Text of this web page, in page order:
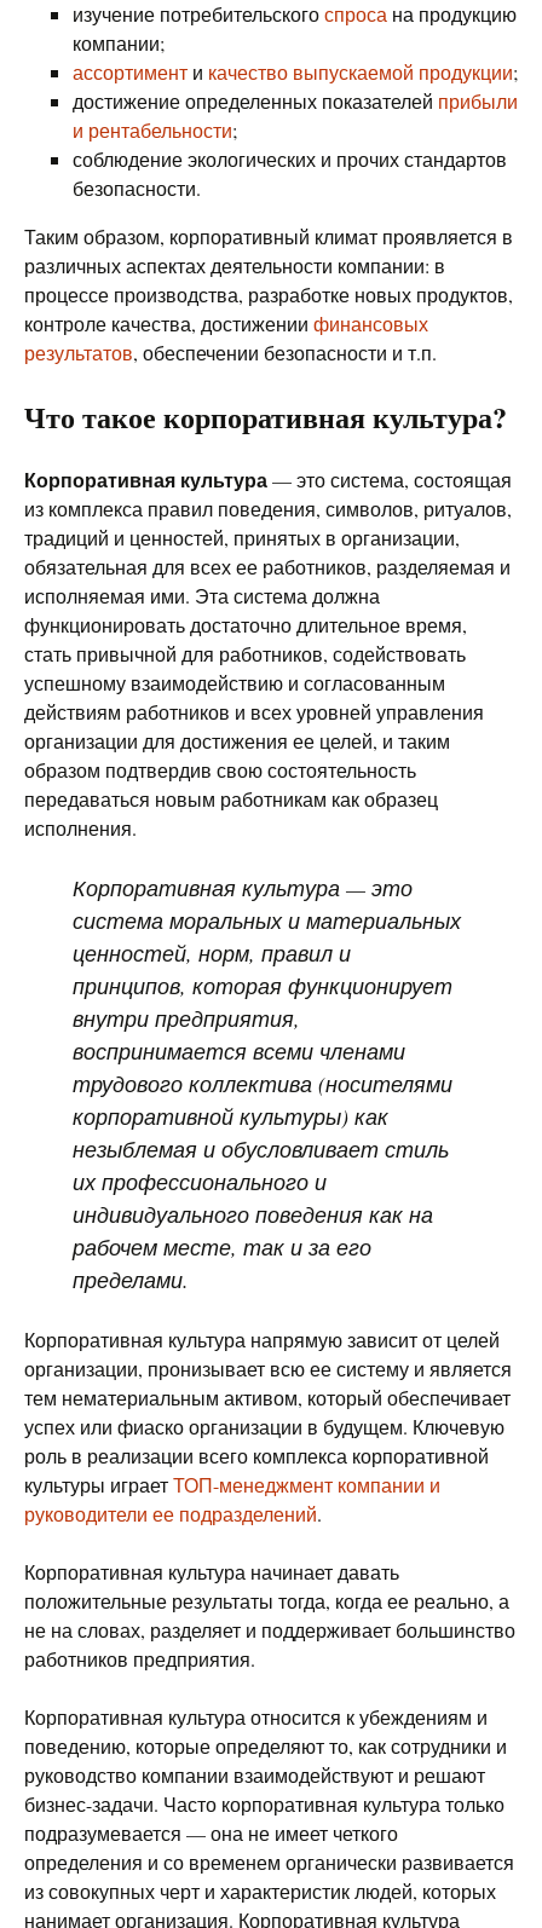
изучение потребительскогоспроса на продукцию
компании;
ассортимент и качество выпускаемой продукции;
достижение определенных показателей прибыли
и рентабельности;
соблюдение экологических и прочих стандартов
безопасности.
Таким образом, корпоративный климат проявляется в
различных аспектах деятельности компании: в
процессе производства, разработке новых продуктов,
контроле качества, достижении финансовых
результатов, обеспечении безопасности и т.п.
Что такое корпоративная культура?
Корпоративная культура— это система, состоящая
из комплекса правил поведения, символов, ритуалов,
традиций и ценностей, принятых в организации,
обязательная для всех ее работников, разделяемая и
исполняемая ими. Эта система должна
функционировать достаточно длительное время,
стать привычной для работников, содействовать
успешному взаимодействию и согласованным
действиям работников и всех уровней управления
организации для достижения ее целей, и таким
образом подтвердив свою состоятельность
передаваться новым работникам как образец
исполнения.
Корпоративная культура — это
система моральных и материальных
ценностей, норм, правил и
принципов, которая функционирует
внутри предприятия,
воспринимается всеми членами
трудового коллектива (носителями
корпоративной культуры) как
незыблемая и обусловливает стиль
их профессионального и
индивидуального поведения как на
рабочем месте, так и за его
пределами.
Корпоративная культура напрямую зависит от целей
организации, пронизывает всю ее систему и является
тем нематериальным активом, который обеспечивает
успех или фиаско организации в будущем. Ключевую
роль в реализации всего комплекса корпоративной
культуры играетТОП-менеджмент компании и
руководители ее подразделений.
Корпоративная культура начинает давать
положительные результаты тогда, когда ее реально, а
не на словах, разделяет и поддерживает большинство
работников предприятия.
Корпоративная культура относится к убеждениям и
поведению, которые определяют то, как сотрудники и
руководство компании взаимодействуют и решают
бизнес-задачи. Часто корпоративная культура только
подразумевается — она не имеет четкого
определения и со временем органически развивается
из совокупных черт и характеристик людей, которых
нанимает организация. Корпоративная культура